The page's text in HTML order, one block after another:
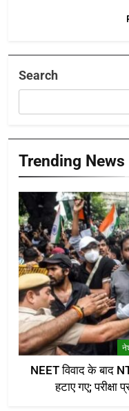
Search
Trending News
NEET विवाद के बाद
हटाए गए; परीक्षा